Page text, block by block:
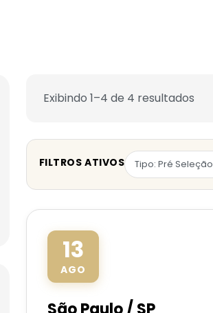
Exibindo 1–4 de 4 resultados
FILTROS ATIVOS Tipo: Pré Seleção
13
AGO